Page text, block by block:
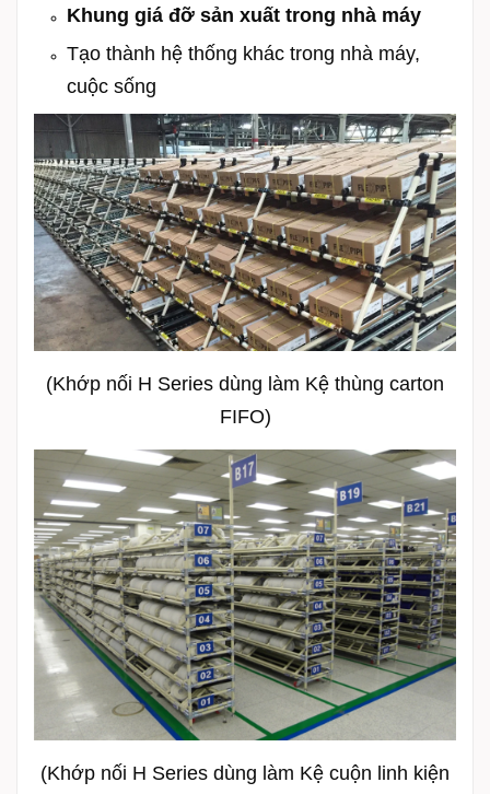
Khung giá đỡ sản xuất trong nhà máy
Tạo thành hệ thống khác trong nhà máy,
cuộc sống
(Khớp nối H Series dùng làm Kệ thùng carton
FIFO)
(Khớp nối H Series dùng làm Kệ cuộn linh kiện